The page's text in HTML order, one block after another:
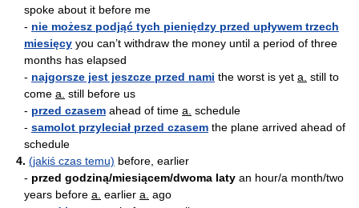
spoke about it before me
- nie możesz podjąć tych pieniędzy przed upływem trzech
miesięcy you can’t withdraw the money until a period of three
months has elapsed
- najgorsze jest jeszcze przed nami the worst is yet a. still to
come a. still before us
- przed czasem ahead of time a. schedule
- samolot przyleciał przed czasem the plane arrived ahead of
schedule
4. (jakiś czas temu) before, earlier
- przed godziną/miesiącem/dwoma laty an hour/a month/two
years before a. earlier a. ago